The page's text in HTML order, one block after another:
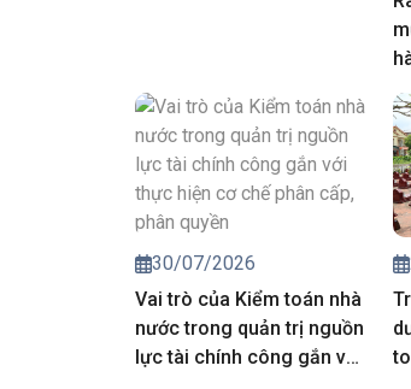
30/07/2026
Vai trò của Kiểm toán nhà
nước trong quản trị nguồn
lực tài chính công gắn với